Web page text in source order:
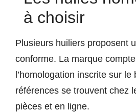
à choisir
Plusieurs huiliers proposent
conforme. La marque
l’homologation inscrite sur le
références se trouvent chez
pièces et en ligne.